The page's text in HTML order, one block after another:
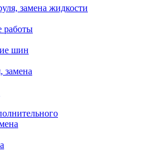
замена жидкости
шин
замена